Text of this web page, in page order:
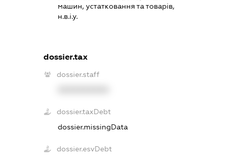
машин, устатковання та товарів,
н.в.і.у.
dossier.tax
dossier.staff
dossier.taxDebt
dossier.missingData
dossier.esvDebt